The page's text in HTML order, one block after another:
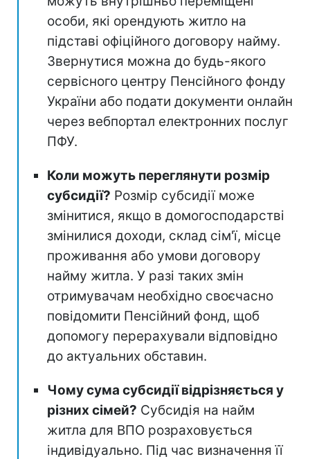
особи, які орендують житло на
підставі офіційного договору найму.
Звернутися можна до будь-якого
сервісного центру Пенсійного фонду
України або подати документи онлайн
через вебпортал електронних послуг
ПФУ.
Коли можуть переглянути розмір
субсидії? Розмір субсидії може
змінитися, якщо в домогосподарстві
змінилися доходи, склад сім'ї, місце
проживання або умови договору
найму житла. У разі таких змін
отримувачам необхідно своєчасно
повідомити Пенсійний фонд, щоб
допомогу перерахували відповідно
до актуальних обставин.
Чому сума субсидії відрізняється у
різних сімей? Субсидія на найм
житла для ВПО розраховується
індивідуально. Під час визначення її